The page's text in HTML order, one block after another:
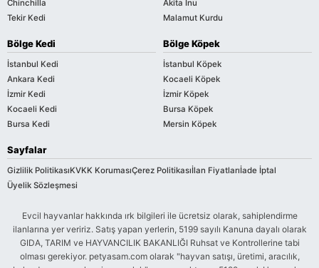
Chinchilla
Tekir Kedi
Akita Inu
Malamut Kurdu
Bölge Kedi
İstanbul Kedi
Ankara Kedi
İzmir Kedi
Kocaeli Kedi
Bursa Kedi
Bölge Köpek
İstanbul Köpek
Kocaeli Köpek
İzmir Köpek
Bursa Köpek
Mersin Köpek
Sayfalar
Gizlilik PolitikasıKVKK KorumasıÇerez Politikasıİlan Fiyatlarıİade İptal
Üyelik Sözleşmesi
Evcil hayvanlar hakkında ırk bilgileri ile ücretsiz olarak, sahiplendirme
ilanlarına yer veririz. Satış yapan yerlerin, 5199 sayılı Kanuna dayalı olarak
GIDA, TARIM ve HAYVANCILIK BAKANLIĞI Ruhsat ve Kontrollerine tabi
olması gerekiyor. petyasam.com olarak "hayvan satışı, üretimi, aracılık,